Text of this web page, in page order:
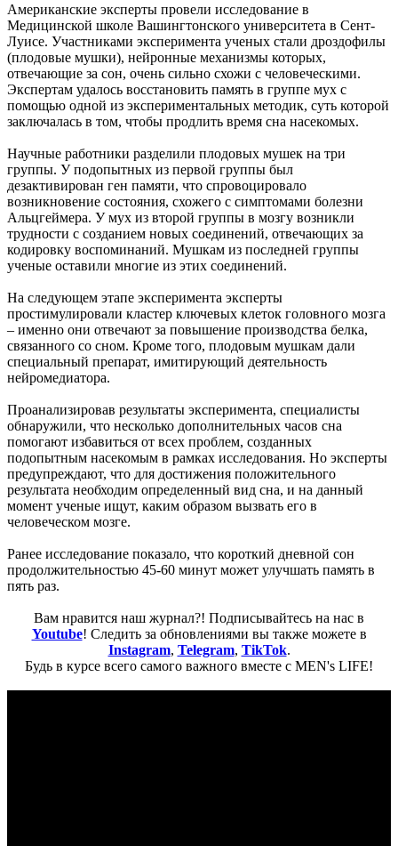
Американские эксперты провели исследование в
Медицинской школе Вашингтонского университета в Сент-
Луисе. Участниками эксперимента ученых стали дроздофилы
(плодовые мушки), нейронные механизмы которых,
отвечающие за сон, очень сильно схожи с человеческими.
Экспертам удалось восстановить память в группе мух с
помощью одной из экспериментальных методик, суть которой
заключалась в том, чтобы продлить время сна насекомых.
Научные работники разделили плодовых мушек на три
группы. У подопытных из первой группы был
дезактивирован ген памяти, что спровоцировало
возникновение состояния, схожего с симптомами болезни
Альцгеймера. У мух из второй группы в мозгу возникли
трудности с созданием новых соединений, отвечающих за
кодировку воспоминаний. Мушкам из последней группы
ученые оставили многие из этих соединений.
На следующем этапе эксперимента эксперты
простимулировали кластер ключевых клеток головного мозга
– именно они отвечают за повышение производства белка,
связанного со сном. Кроме того, плодовым мушкам дали
специальный препарат, имитирующий деятельность
нейромедиатора.
Проанализировав результаты эксперимента, специалисты
обнаружили, что несколько дополнительных часов сна
помогают избавиться от всех проблем, созданных
подопытным насекомым в рамках исследования. Но эксперты
предупреждают, что для достижения положительного
результата необходим определенный вид сна, и на данный
момент ученые ищут, каким образом вызвать его в
человеческом мозге.
Ранее исследование показало, что короткий дневной сон
продолжительностью 45-60 минут может улучшать память в
пять раз.
Вам нравится наш журнал?! Подписывайтесь на нас в
Youtube! Следить за обновлениями вы также можете в
Instagram, Telegram, TikTok.
Будь в курсе всего самого важного вместе с MEN's LIFE!